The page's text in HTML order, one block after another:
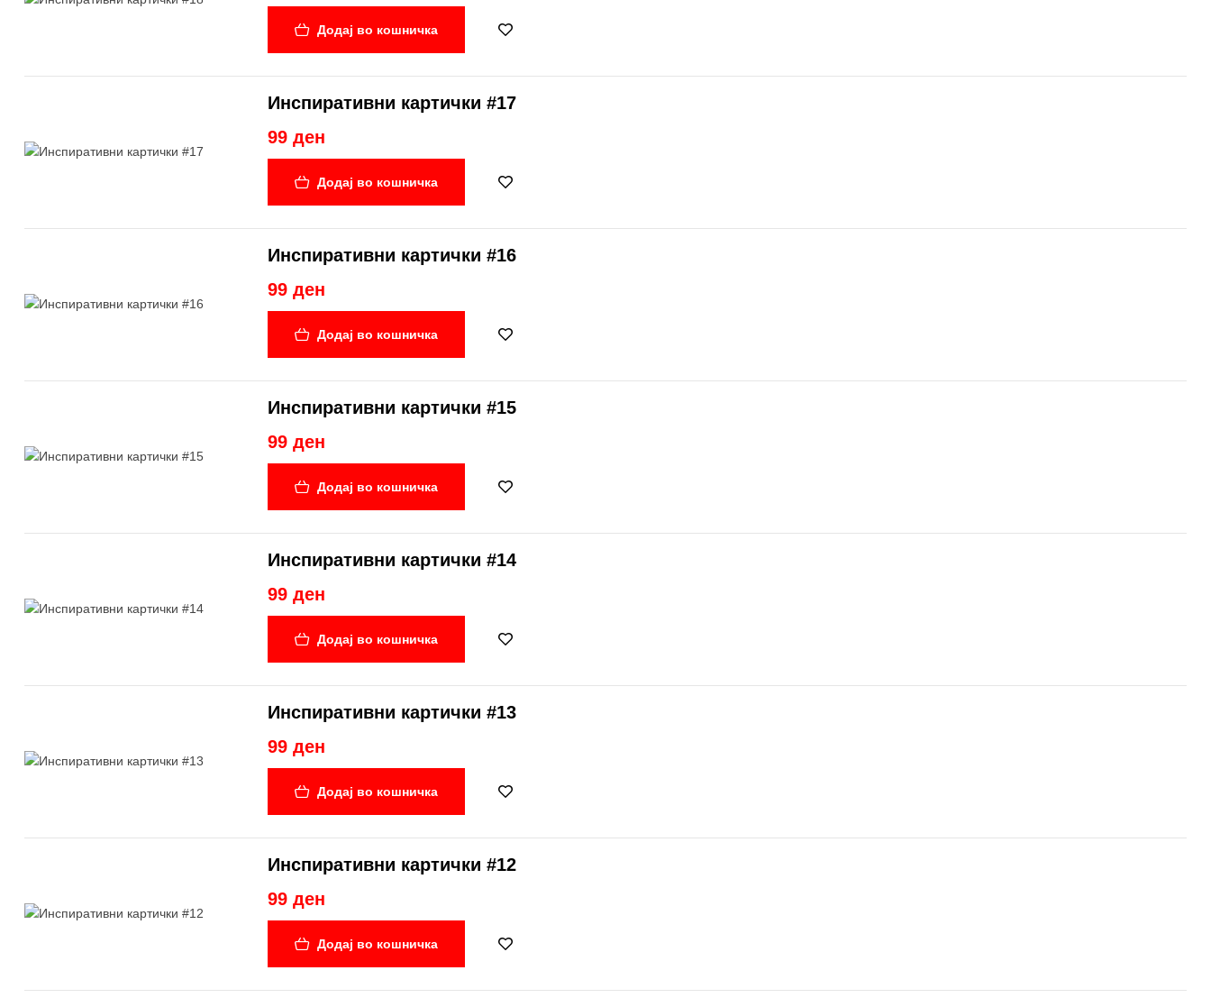
Додај во кошничка
Инспиративни картички #17
99 ден
Додај во кошничка
Инспиративни картички #16
99 ден
Додај во кошничка
Инспиративни картички #15
99 ден
Додај во кошничка
Инспиративни картички #14
99 ден
Додај во кошничка
Инспиративни картички #13
99 ден
Додај во кошничка
Инспиративни картички #12
99 ден
Додај во кошничка